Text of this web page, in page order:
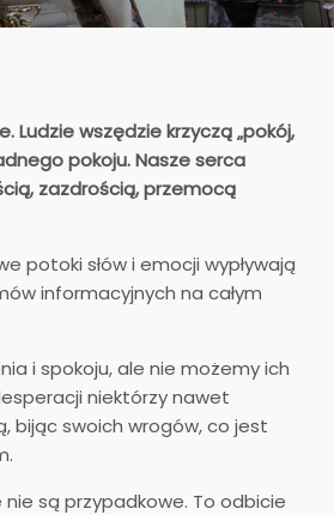
Ludzie wszędzie krzyczą „pokój,
pokoju. Nasze serca
zazdrością, przemocą
potoki słów i emocji wypływają
informacyjnych na całym
i spokoju, ale nie możemy ich
niektórzy nawet
bijąc swoich wrogów, co jest
są przypadkowe. To odbicie